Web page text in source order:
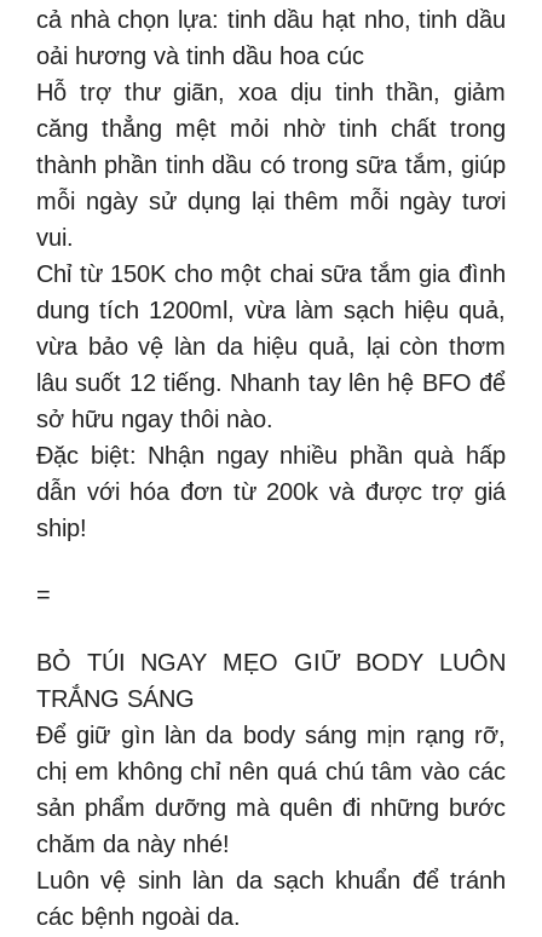
cả nhà chọn lựa: tinh dầu hạt nho, tinh dầu
oải hương và tinh dầu hoa cúc
Hỗ trợ thư giãn, xoa dịu tinh thần, giảm
căng thẳng mệt mỏi nhờ tinh chất trong
thành phần tinh dầu có trong sữa tắm, giúp
mỗi ngày sử dụng lại thêm mỗi ngày tươi
vui.
Chỉ từ 150K cho một chai sữa tắm gia đình
dung tích 1200ml, vừa làm sạch hiệu quả,
vừa bảo vệ làn da hiệu quả, lại còn thơm
lâu suốt 12 tiếng. Nhanh tay lên hệ BFO để
sở hữu ngay thôi nào.
Đặc biệt: Nhận ngay nhiều phần quà hấp
dẫn với hóa đơn từ 200k và được trợ giá
ship!
=
BỎ TÚI NGAY MẸO GIỮ BODY LUÔN
TRẮNG SÁNG
Để giữ gìn làn da body sáng mịn rạng rỡ,
chị em không chỉ nên quá chú tâm vào các
sản phẩm dưỡng mà quên đi những bước
chăm da này nhé!
Luôn vệ sinh làn da sạch khuẩn để tránh
các bệnh ngoài da.